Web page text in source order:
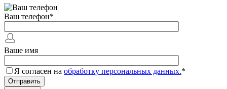
Ваш телефон*
Ваше имя
Я согласен на обработку персональных данных.*